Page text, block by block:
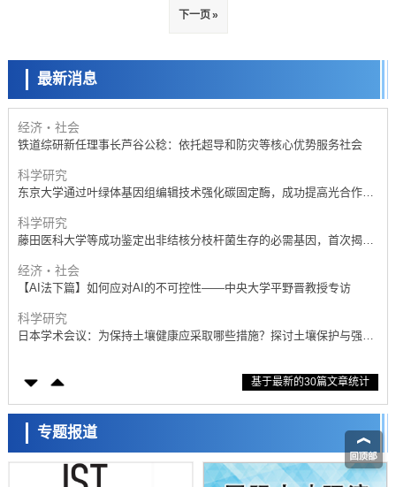
下一页 »
最新消息
政策
日本科研费增设国际共同研究强化新类别，促进青年研究人员赴海外开
展研究
经济・社会
铁道综研新任理事长芦谷公稔：依托超导和防灾等核心优势服务社会
科学研究
东京大学通过叶绿体基因组编辑技术强化碳固定酶，成功提高光合作用
科学研究
藤田医科大学等成功鉴定出非结核分枝杆菌生存的必需基因，首次揭示
经济・社会
【AI法下篇】如何应对AI的不可控性——中央大学平野晋教授专访
科学研究
日本学术会议：为保持土壤健康应采取哪些措施？探讨土壤保护与强化
大阪大学开发基于水氢键网络的温度预测新方法，AI从分子排列信息中
经济・社会
【AI法上篇】如何对“将人生交给AI”保持危机感——中央大学平野晋教
授专访
科学研究
庆应义塾大学阐明脑内“游击手”小胶质细胞包裹保护受损神经细胞的机
基于最新的30篇文章统计
专题报道